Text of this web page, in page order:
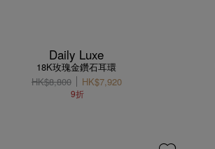
Daily Luxe
18K玫瑰金鑽石耳環
HK$8,800
HK$7,920
9折